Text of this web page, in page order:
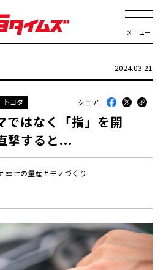
メニュー
新着
最近のトヨタ
連載
コラム
イムズニュース
イムズビジネス
イムズスポーツ
2024.03.21
幸せの量産 モノづくり
トヨタ シェア:
ではなく「指」を開
撃すると...